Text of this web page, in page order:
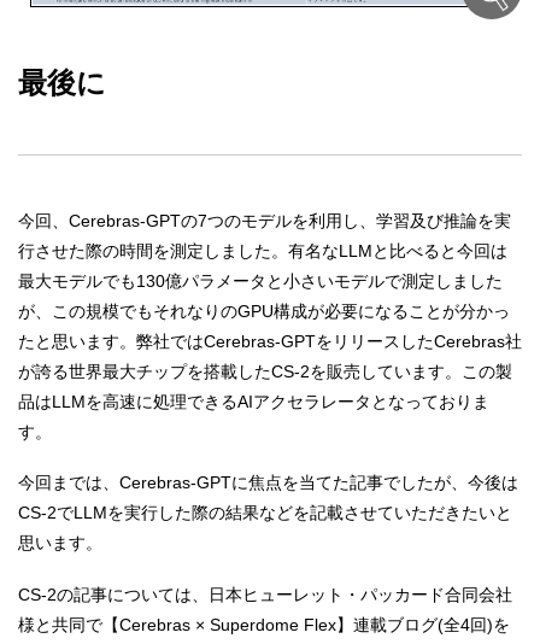
最後に
今回、Cerebras-GPTの7つのモデルを利用し、学習及び推論を実
行させた際の時間を測定しました。有名なLLMと比べると今回は
最大モデルでも130億パラメータと小さいモデルで測定しました
が、この規模でもそれなりのGPU構成が必要になることが分かっ
たと思います。弊社ではCerebras-GPTをリリースしたCerebras社
が誇る世界最大チップを搭載したCS-2を販売しています。この製
品はLLMを高速に処理できるAIアクセラレータとなっておりま
す。
今回までは、Cerebras-GPTに焦点を当てた記事でしたが、今後は
CS-2でLLMを実行した際の結果などを記載させていただきたいと
思います。
CS-2の記事については、日本ヒューレット・パッカード合同会社
様と共同で【Cerebras × Superdome Flex】連載ブログ(全4回)を